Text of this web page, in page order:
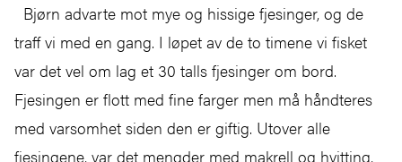
Bjørn advarte mot mye og hissige fjesinger, og de
traff vi med en gang. I løpet av de to timene vi fisket
var det vel om lag et 30 talls fjesinger om bord.
Fjesingen er flott med fine farger men må håndteres
med varsomhet siden den er giftig. Utover alle
fjesingene, var det mengder med makrell og hvitting,